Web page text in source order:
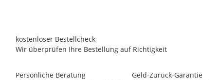
kostenloser Bestellcheck
Wir überprüfen Ihre Bestellung auf Richtigkeit
Persönliche Beratung
Geld-Zurück-Garantie